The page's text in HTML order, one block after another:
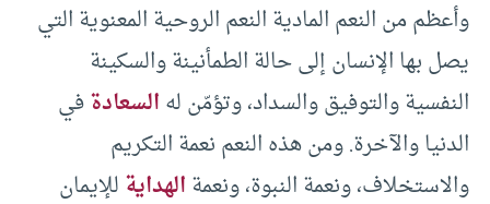
وأعظم من النعم المادية النعم الروحية المعنوية التي
يصل بها الإنسان إلى حالة الطمأنينة والسكينة
النفسية والتوفيق والسداد، وتؤمّن لهالسعادةفي
الدنيا والآخرة. ومن هذه النعم نعمة التكريم
والاستخلاف، ونعمة النبوة، ونعمةالهدايةللإيمان